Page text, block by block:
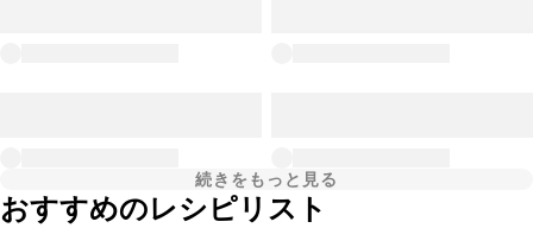
続きをもっと見る
おすすめのレシピリスト